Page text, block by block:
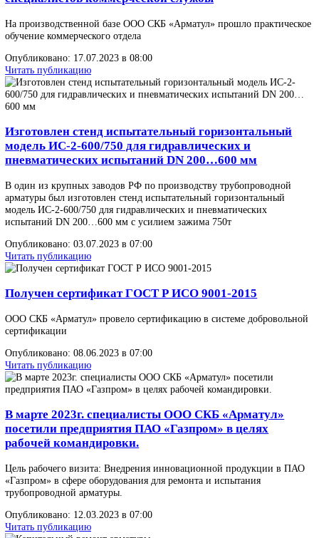
Дорогие машиностроители, поздравляем с
профессиональным праздником!
В вашей непростой работе желаем продуктивной деятельности,
конструктивных решений, новых идей и уникальных
Пускай ваш труд будет высокооплачиваемым и востребованным,
Опубликовано: 24.09.2023 в 06:00
Читать публикацию
Сегодня отмечают праздник «черного золота» и
"голубого топлива" - день работника газовой,
нефтяной, нефтепродуктообеспечения и
нефтеперерабатывающей промышленности с
Сегодня отмечают праздник «черного золота» и "голубого
день работника газовой, нефтяной, нефтепродуктообеспечения и
нефтеперерабатывающей промышленности с 1980 года.
Опубликовано: 03.09.2023 в 06:00
Читать публикацию
Проведение пусконаладочных работ и обучение
персонала на территории РФ
Августе 2023г. специалисты ООО СКБ «Арматул» успешно
пусконаладочные и шеф-монтажные работы, на одном из
Опубликовано: 01.08.2023 в 08:00